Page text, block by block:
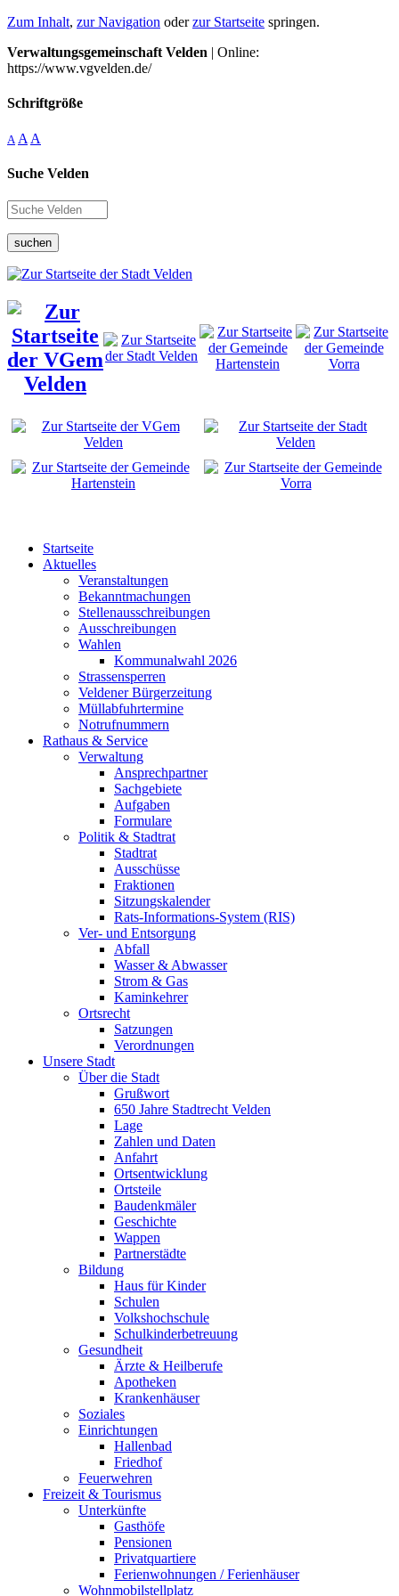
Zum Inhalt, zur Navigation oderzur Startseite springen.
Verwaltungsgemeinschaft Velden | Online:
https://www.vgvelden.de/
Schriftgröße
A A A
Suche Velden
suchen
Startseite
Aktuelles
Veranstaltungen
Bekanntmachungen
Stellenausschreibungen
Ausschreibungen
Wahlen
Kommunalwahl 2026
Strassensperren
Veldener Bürgerzeitung
Müllabfuhrtermine
Notrufnummern
Rathaus & Service
Verwaltung
Ansprechpartner
Sachgebiete
Aufgaben
Formulare
Politik & Stadtrat
Stadtrat
Ausschüsse
Fraktionen
Sitzungskalender
Rats-Informations-System (RIS)
Ver- und Entsorgung
Abfall
Wasser & Abwasser
Strom & Gas
Kaminkehrer
Ortsrecht
Satzungen
Verordnungen
Unsere Stadt
Über die Stadt
Grußwort
650 Jahre Stadtrecht Velden
Lage
Zahlen und Daten
Anfahrt
Ortsentwicklung
Ortsteile
Baudenkmäler
Geschichte
Wappen
Partnerstädte
Bildung
Haus für Kinder
Schulen
Volkshochschule
Schulkinderbetreuung
Gesundheit
Ärzte & Heilberufe
Apotheken
Krankenhäuser
Soziales
Einrichtungen
Hallenbad
Friedhof
Feuerwehren
Freizeit & Tourismus
Unterkünfte
Gasthöfe
Pensionen
Privatquartiere
Ferienwohnungen / Ferienhäuser
Wohnmobilstellplatz